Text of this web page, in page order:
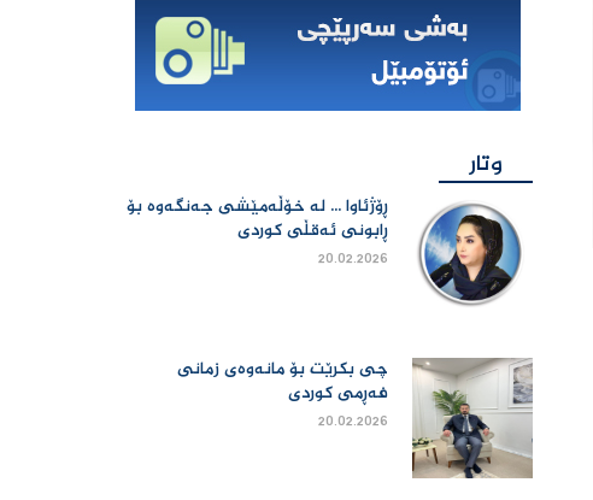
وتار
ڕۆژئاوا ... لە خۆڵەمێشی جەنگەوە بۆ
ڕابونی ئەقڵی کوردی
20.02.2026
چی بكرێت بۆ مانەوەی زمانی
فەڕمی كوردی
20.02.2026